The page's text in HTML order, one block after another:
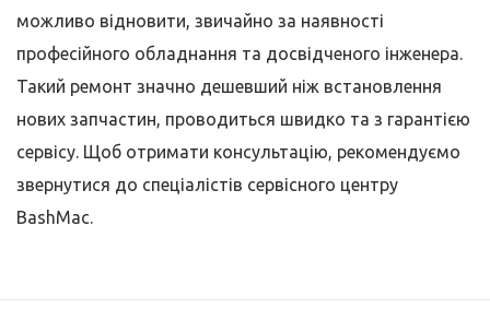
можливо відновити, звичайно за наявності
професійного обладнання та досвідченого інженера.
Такий ремонт значно дешевший ніж встановлення
нових запчастин, проводиться швидко та з гарантією
сервісу. Щоб отримати консультацію, рекомендуємо
звернутися до спеціалістів сервісного центру
BashMac.